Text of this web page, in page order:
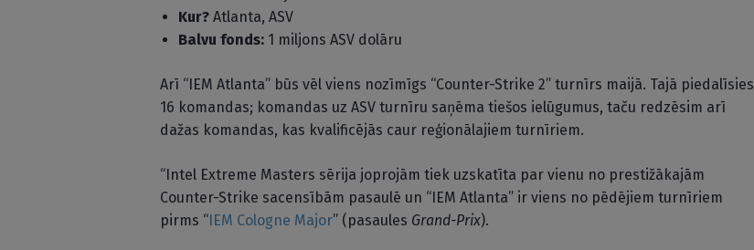
Kur? Atlanta, ASV
Balvu fonds: 1 miljons ASV dolāru
Arī “IEM Atlanta” būs vēl viens nozīmīgs “Counter-Strike 2” turnīrs maijā. Tajā piedalīsies
16 komandas; komandas uz ASV turnīru saņēma tiešos ielūgumus, taču redzēsim arī
dažas komandas, kas kvalificējās caur reģionālajiem turnīriem.
“Intel Extreme Masters sērija joprojām tiek uzskatīta par vienu no prestižākajām
Counter-Strike sacensībām pasaulē un “IEM Atlanta” ir viens no pēdējiem turnīriem
pirms “IEM Cologne Major” (pasaules Grand-Prix).